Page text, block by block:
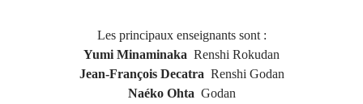
Les principaux enseignants sont :
Yumi Minaminaka Renshi Rokudan
Jean-François Decatra Renshi Godan
Naéko Ohta Godan